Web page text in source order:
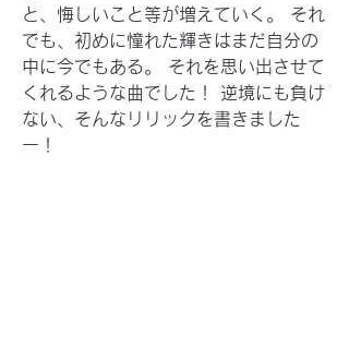
と、悔しいこと等が増えていく。 それ
でも、初めに憧れた輝きはまだ自分の
中に今でもある。 それを思い出させて
くれるような曲でした！ 逆境にも負け
ない、そんなリリックを書きました
ー！